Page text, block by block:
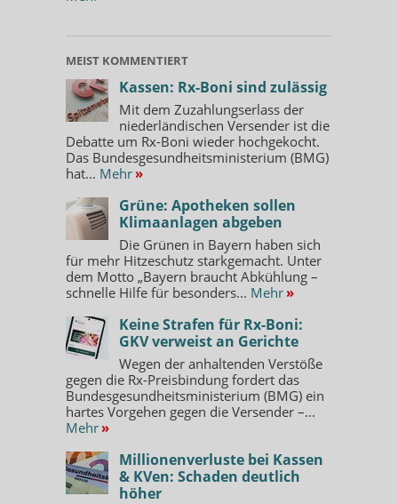
MEIST KOMMENTIERT
Kassen: Rx-Boni sind zulässig
Mit dem Zuzahlungserlass der
niederländischen Versender ist die
Debatte um Rx-Boni wieder hochgekocht.
Das Bundesgesundheitsministerium (BMG)
hat... Mehr »
Grüne: Apotheken sollen
Klimaanlagen abgeben
Die Grünen in Bayern haben sich
für mehr Hitzeschutz starkgemacht. Unter
dem Motto „Bayern braucht Abkühlung –
schnelle Hilfe für besonders... Mehr »
Keine Strafen für Rx-Boni:
GKV verweist an Gerichte
Wegen der anhaltenden Verstöße
gegen die Rx-Preisbindung fordert das
Bundesgesundheitsministerium (BMG) ein
hartes Vorgehen gegen die Versender –...
Mehr »
Millionenverluste bei Kassen
& KVen: Schaden deutlich
höher